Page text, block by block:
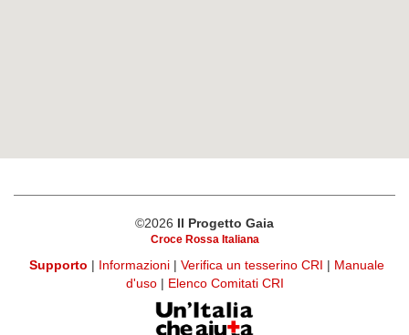
©2026 Il Progetto Gaia
Croce Rossa Italiana
Supporto | Informazioni | Verifica un tesserino CRI | Manuale
d'uso | Elenco Comitati CRI